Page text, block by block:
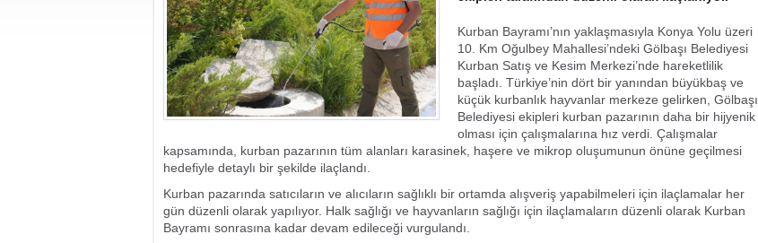
Kurban Bayramı’nın yaklaşmasıyla Konya Yolu üzeri
10. Km Oğulbey Mahallesi’ndeki Gölbaşı Belediyesi
Kurban Satış ve Kesim Merkezi’nde hareketlilik
başladı. Türkiye’nin dört bir yanından büyükbaş ve
küçük kurbanlık hayvanlar merkeze gelirken, Gölbaşı
Belediyesi ekipleri kurban pazarının daha bir hijyenik
olması için çalışmalarına hız verdi. Çalışmalar
kapsamında, kurban pazarının tüm alanları karasinek, haşere ve mikrop oluşumunun önüne geçilmesi
hedefiyle detaylı bir şekilde ilaçlandı.
Kurban pazarında satıcıların ve alıcıların sağlıklı bir ortamda alışveriş yapabilmeleri için ilaçlamalar her
gün düzenli olarak yapılıyor. Halk sağlığı ve hayvanların sağlığı için ilaçlamaların düzenli olarak Kurban
Bayramı sonrasına kadar devam edileceği vurgulandı.